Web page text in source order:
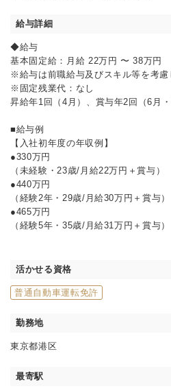
給与詳細
◆給与
基本固定給：月給 22万円 〜 38万円
※給与は前職給与及びスキル等を考慮
※固定残業代：なし
昇給年1回（4月）、賞与年2回（6月・
■給与例
【入社初年度の年収例】
●330万円
（未経験・23歳/月給22万円＋賞与）
●440万円
（経験2年・29歳/月給30万円＋賞与）
●465万円
（経験5年・35歳/月給31万円＋賞与）
活かせる資格
普通自動車運転免許
勤務地
東京都港区
最寄駅